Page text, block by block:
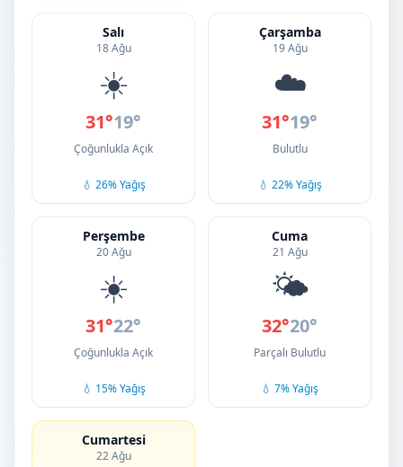
Salı
18 Ağu
☀️
31°19°
Çoğunlukla Açık
💧 26% Yağış
Çarşamba
19 Ağu
☁️
31°19°
Bulutlu
💧 22% Yağış
Perşembe
20 Ağu
☀️
31°22°
Çoğunlukla Açık
💧 15% Yağış
Cuma
21 Ağu
🌤️
32°20°
Parçalı Bulutlu
💧 7% Yağış
Cumartesi
22 Ağu